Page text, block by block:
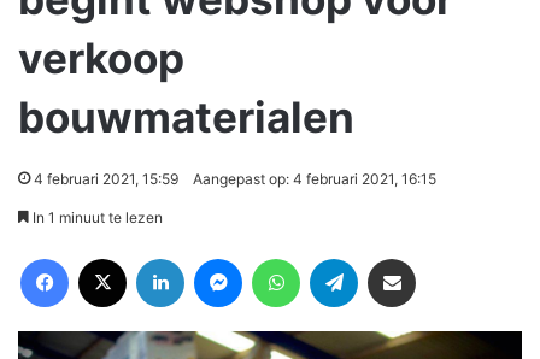
verkoop
bouwmaterialen
4 februari 2021, 15:59 Aangepast op: 4 februari 2021, 16:15
In 1 minuut te lezen